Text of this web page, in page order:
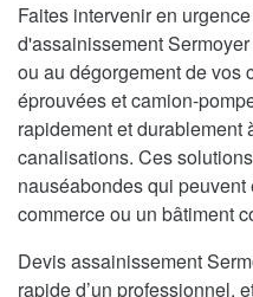
Faites intervenir en
d'assainissement
ou au dégorgement de vos
éprouvées et camion-
rapidement et durablement
canalisations. Ces
nauséabondes qui
commerce ou un bâtiment
Devis assainissement
rapide d’un professionnel,